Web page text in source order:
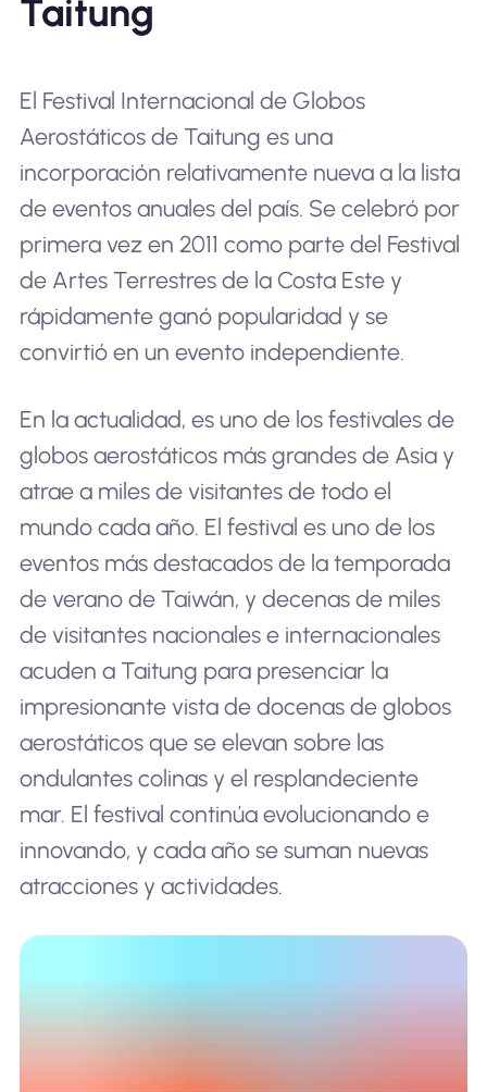
Taitung
El Festival Internacional de Globos
Aerostáticos de Taitung es una
incorporación relativamente nueva a la lista
de eventos anuales del país. Se celebró por
primera vez en 2011 como parte del Festival
de Artes Terrestres de la Costa Este y
rápidamente ganó popularidad y se
convirtió en un evento independiente.
En la actualidad, es uno de los festivales de
globos aerostáticos más grandes de Asia y
atrae a miles de visitantes de todo el
mundo cada año. El festival es uno de los
eventos más destacados de la temporada
de verano de Taiwán, y decenas de miles
de visitantes nacionales e internacionales
acuden a Taitung para presenciar la
impresionante vista de docenas de globos
aerostáticos que se elevan sobre las
ondulantes colinas y el resplandeciente
mar. El festival continúa evolucionando e
innovando, y cada año se suman nuevas
atracciones y actividades.